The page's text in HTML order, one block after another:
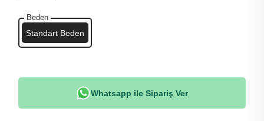
Beden
Standart Beden
Whatsapp ile Sipariş Ver